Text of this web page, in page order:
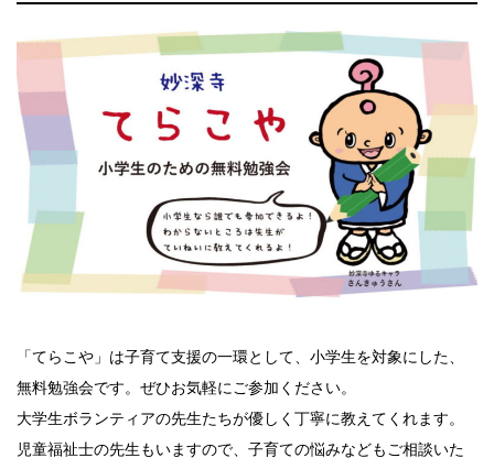
「てらこや」は子育て支援の一環として、小学生を対象にした、
無料勉強会です。ぜひお気軽にご参加ください。
大学生ボランティアの先生たちが優しく丁寧に教えてくれます。
児童福祉士の先生もいますので、子育ての悩みなどもご相談いた